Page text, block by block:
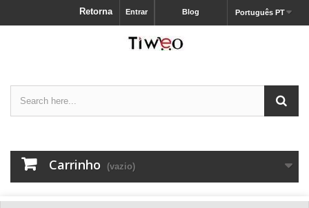
Português PT
Blog
Entrar
Retorna
Carrinho (vazio)